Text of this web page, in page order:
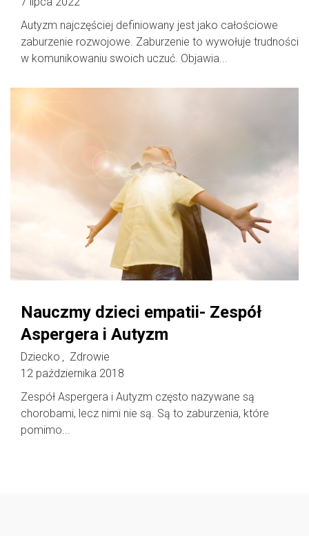
Autyzm najczęściej definiowany jest jako całościowe
zaburzenie rozwojowe. Zaburzenie to wywołuje trudności
w komunikowaniu swoich uczuć. Objawia...
Nauczmy dzieci empatii- Zespół
Aspergera i Autyzm
Dziecko
Zdrowie
12 października 2018
Zespół Aspergera i Autyzm często nazywane są
chorobami, lecz nimi nie są. Są to zaburzenia, które
pomimo...